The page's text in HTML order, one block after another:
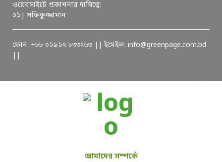
ওয়েবসাইটে প্রকাশনার দায়িত্বে:
০১| সফিকুজ্জামান
ফোন: +৮৮ ০১৯১৭ ৮৩৩৭৬৩ || ইমেইল: info@greenpage.com.bd
আমাদের সম্পর্কে